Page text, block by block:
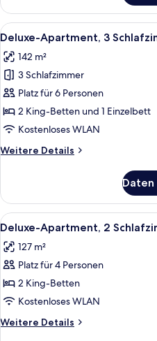
Apartment,
4 Schlafzimmer
Alle
Fotos
für
Deluxe-
Apartment,
3 Schlafzimmer,
Terrasse
11
Deluxe-Apartment, 3
142 m²
3 Schlafzimmer
Platz für 6 Personen
2 King-Betten und 1 Einzelbett
Kostenloses WLAN
Weitere Details
Weitere
Apartment,
3 Schlafzimmer,
Terrasse
Daten
Alle
Fotos
für
Deluxe-
Apartment,
2 Schlafzimmer,
Terrasse
anzeigen
8
Deluxe-Apartment, 2
127 m²
Platz für 4 Personen
2 King-Betten
Kostenloses WLAN
Weitere Details
Weitere